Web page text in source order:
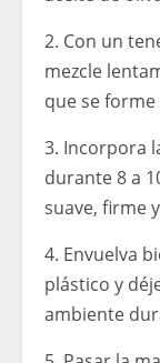
2. Con un
mezcle
que se forme
3. Incorpora
durante 8 a
suave, firme
4. Envuelva
plástico y
ambiente